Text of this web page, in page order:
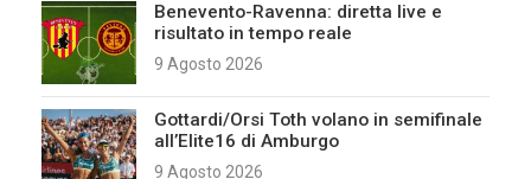
Benevento-Ravenna: diretta live e
risultato in tempo reale
9 Agosto 2026
Gottardi/Orsi Toth volano in semifinale
all’Elite16 di Amburgo
9 Agosto 2026